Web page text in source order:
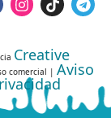
Creative
comercial | Aviso